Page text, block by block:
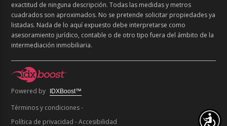
exactitud de ninguna descripción. Todas las medidas y metros
cuadrados son aproximados. No se pretende solicitar propiedades ya
listadas. Nada de lo aquí expuesto debe interpretarse como
asesoramiento jurídico, contable o de otro tipo fuera del ámbito de la
intermediación inmobiliaria.
Powered by IDXBoost™
Términos y condiciones-
Política de privacidad -Accesibilidad